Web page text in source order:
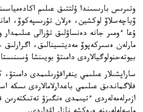
وتىرىس بارىسىندا ۇلتتىق عىلىم
ۆياچەسلاۆ لوكشين، ەرلان تۇرىسپەكوۆ،
ۇعا ءومىر جانە دەنساۋلىق تۋرالى
مارلەن ەسىركەپوۆ مەديتسينالىق،
بيوتەحنولوگيالاردى دامىتۋ بويىنشا
ساراپشىلار عىلىمي ينفراقۇرىلىمدى دامىتۋ،
فلاگماندىق عىلىمي باعدارلامالاردى ىسكە
ازىرلەمەلەردى ءتيىمدى ەنگىزۋ تەتىكتەرىن